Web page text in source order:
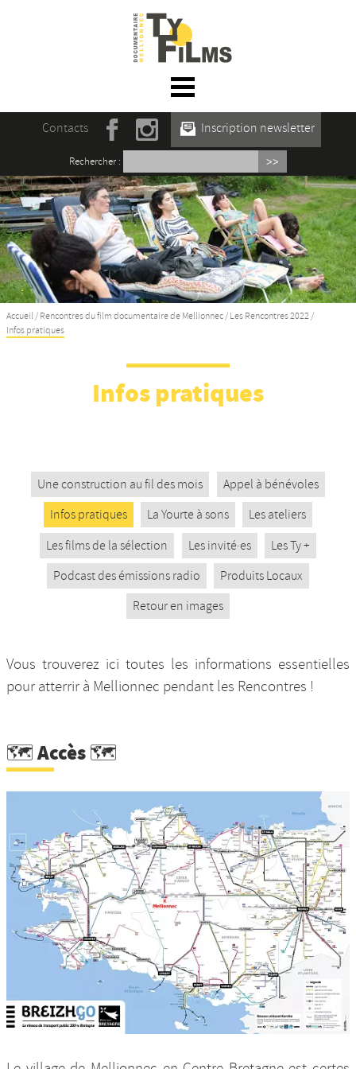
☰ Menu
Accueil
Actualités
L’association
Rencontres du film documentaire de
Mellionnec
Projections
Se former
Nos productions et +
Contacts Inscription newsletter
Rechercher :
Accueil / Rencontres du film documentaire de Mellionnec / Les Rencontres 2022 /
Infos pratiques
Infos pratiques
Une construction au fil des mois
Appel à bénévoles
Infos pratiques
La Yourte à sons
Les ateliers
Les films de la sélection
Les invité·es
Les Ty +
Podcast des émissions radio
Produits Locaux
Retour en images
Vous trouverez ici toutes les informations essentielles
pour atterrir à Mellionnec pendant les Rencontres !
🗺️ Accès 🗺️